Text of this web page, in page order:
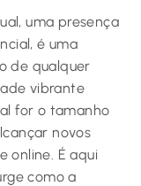
uma presença
é uma
de qualquer
vibrante
for o tamanho
novos
online. É aqui
como a